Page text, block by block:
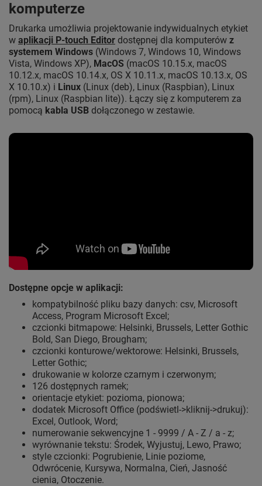
komputerze
Drukarka umożliwia projektowanie indywidualnych etykiet
w aplikacji P-touch Editor dostępnej dla komputerów z
systemem Windows (Windows 7, Windows 10, Windows
Vista, Windows XP), MacOS (macOS 10.15.x, macOS
10.12.x, macOS 10.14.x, OS X 10.11.x, macOS 10.13.x, OS
X 10.10.x) i Linux (Linux (deb), Linux (Raspbian), Linux
(rpm), Linux (Raspbian lite)). Łączy się z komputerem za
pomocą kabla USB dołączonego w zestawie.
Dostępne opcje w aplikacji:
kompatybilność pliku bazy danych: csv, Microsoft
Access, Program Microsoft Excel;
czcionki bitmapowe: Helsinki, Brussels, Letter Gothic
Bold, San Diego, Brougham;
czcionki konturowe/wektorowe: Helsinki, Brussels,
Letter Gothic;
drukowanie w kolorze czarnym i czerwonym;
126 dostępnych ramek;
orientacje etykiet: pozioma, pionowa;
dodatek Microsoft Office (podświetl->kliknij->drukuj):
Excel, Outlook, Word;
numerowanie sekwencyjne 1 - 9999 / A - Z / a - z;
wyrównanie tekstu: Środek, Wyjustuj, Lewo, Prawo;
style czcionki: Pogrubienie, Linie poziome,
Odwrócenie, Kursywa, Normalna, Cień, Jasność
cienia, Otoczenie.